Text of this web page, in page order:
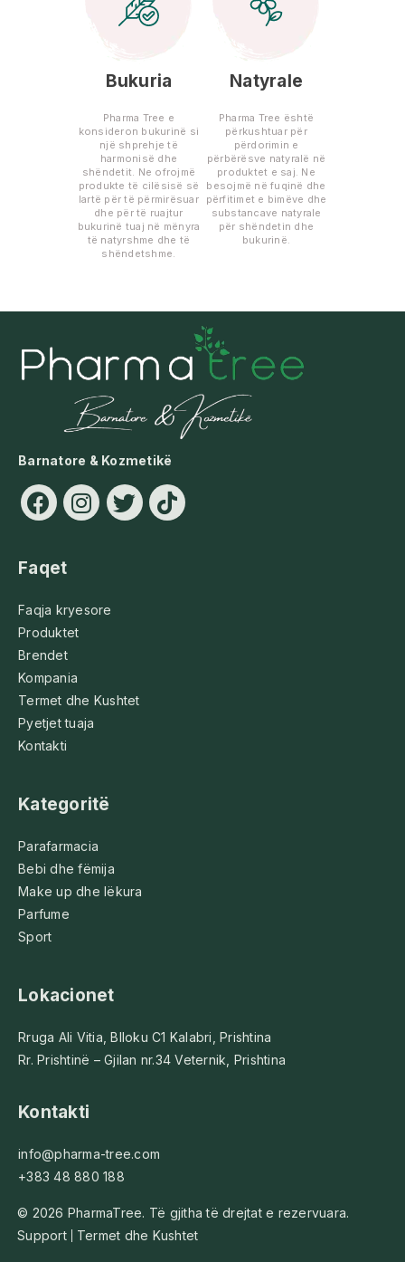
Bukuria
Pharma Tree e
konsideron bukurinë si
një shprehje të
harmonisë dhe
shëndetit. Ne ofrojmë
produkte të cilësisë së
lartë për të përmirësuar
dhe për të ruajtur
bukurinë tuaj në mënyra
të natyrshme dhe të
shëndetshme.
Natyrale
Pharma Tree është
përkushtuar për
përdorimin e
përbërësve natyralë në
produktet e saj. Ne
besojmë në fuqinë dhe
përfitimet e bimëve dhe
substancave natyrale
për shëndetin dhe
bukurinë.
Barnatore & Kozmetikë
Faqet
Faqja kryesore
Produktet
Brendet
Kompania
Termet dhe Kushtet
Pyetjet tuaja
Kontakti
Kategoritë
Parafarmacia
Bebi dhe fëmija
Make up dhe lëkura
Parfume
Sport
Lokacionet
Rruga Ali Vitia, Blloku C1 Kalabri, Prishtina
Rr. Prishtinë – Gjilan nr.34 Veternik, Prishtina
Kontakti
info@pharma-tree.com
+383 48 880 188
© 2026 PharmaTree. Të gjitha të drejtat e rezervuara.
Support
Termet dhe Kushtet